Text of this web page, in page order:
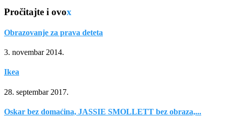
Pročitajte i ovox
Obrazovanje za prava deteta
3. novembar 2014.
Ikea
28. septembar 2017.
Oskar bez domaćina, JASSIE SMOLLETT bez obraza,...